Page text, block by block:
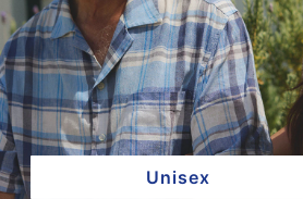
Unisex